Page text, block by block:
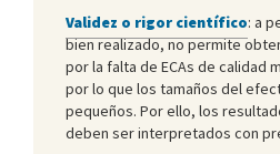
Validez o rigor científico: a
bien realizado, no permite
por la falta de ECAs de calidad
por lo que los tamaños del
pequeños. Por ello, los
deben ser interpretados con